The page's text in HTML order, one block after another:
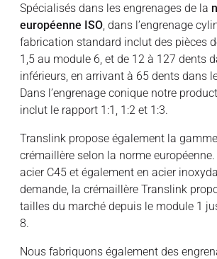
Spécialisés dans les engrenages de la
européenne ISO , dans l’engrenage
fabrication standard inclut des pièces
1,5 au module 6, et de 12 à 127 dents
inférieurs, en arrivant à 65 dents dans
Dans l’engrenage conique notre
inclut le rapport 1:1, 1:2 et 1:3.
Translink propose également la
crémaillère selon la norme
acier C45 et également en acier
demande, la crémaillère Translink
tailles du marché depuis le module 1
8.
Nous fabriquons également des